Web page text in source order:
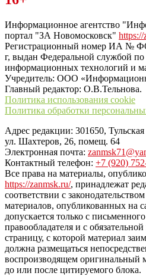
“ЗаНовомосковск”
Информационное агентство
портал "ЗА Новомосковск" https://
Регистрационный номер ИА №
г, выдан Федеральной службой по
информационных технологий и
Учредитель: ООО
Главный редактор: О.В.Тельнова.
Политика использования cookie
Политика обработки
Адрес редакции: 301650,
ул. Шахтеров, 26, помещ. 64
Электронная почта:
Контактный телефон: +7 (920)
Все права на материалы,
https://zanmsk.ru/, принадлежат
соответствии с
материалов, опубликованных на
допускается только с
правообладателя и с
страницу, с которой материал
должна размещаться
воспроизводящем оригинальный
до или после цитируемого блока.